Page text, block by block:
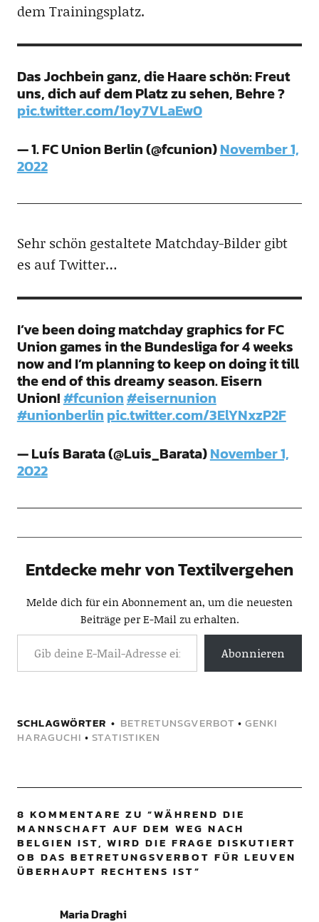
dem Trainingsplatz.
Das Jochbein ganz, die Haare schön: Freut
uns, dich auf dem Platz zu sehen, Behre ?
pic.twitter.com/1oy7VLaEw0
— 1. FC Union Berlin (@fcunion)November 1,
2022
Sehr schön gestaltete Matchday-Bilder gibt
es auf Twitter…
I’ve been doing matchday graphics for FC
Union games in the Bundesliga for 4 weeks
now and I’m planning to keep on doing it till
the end of this dreamy season. Eisern
Union!#fcunion#eisernunion
#unionberlinpic.twitter.com/3ElYNxzP2F
— Luís Barata (@Luis_Barata)November 1,
2022
Entdecke mehr von Textilvergehen
Melde dich für ein Abonnement an, um die neuesten
Beiträge per E-Mail zu erhalten.
Abonnieren
SCHLAGWÖRTER BETRETUNSGVERBOT • GENKI
HARAGUCHI • STATISTIKEN
8 KOMMENTARE ZU “WÄHREND DIE
MANNSCHAFT AUF DEM WEG NACH
BELGIEN IST, WIRD DIE FRAGE DISKUTIERT
OB DAS BETRETUNGSVERBOT FÜR LEUVEN
ÜBERHAUPT RECHTENS IST”
Maria Draghi